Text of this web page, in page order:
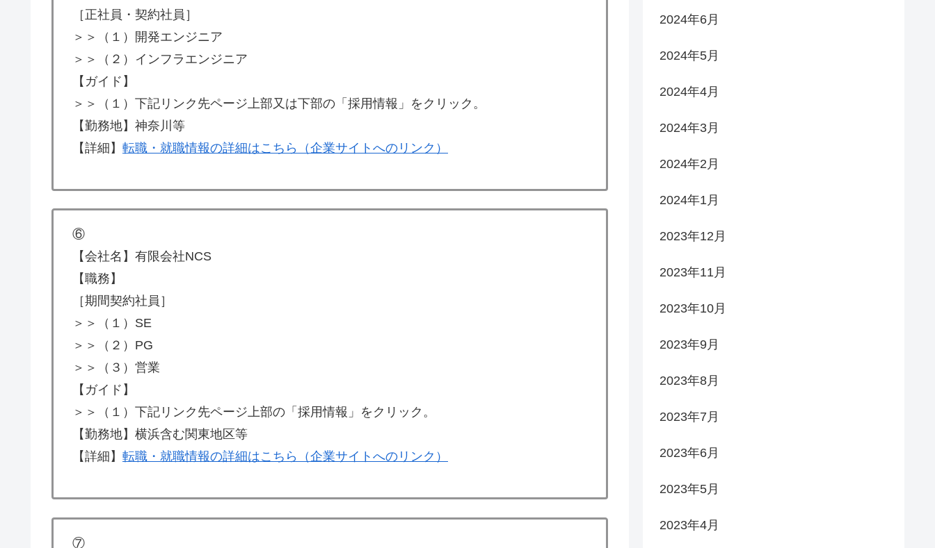
［正社員・契約社員］
＞＞（１）開発エンジニア
＞＞（２）インフラエンジニア
【ガイド】
＞＞（１）下記リンク先ページ上部又は下部の「採用情報」をクリック。
【勤務地】神奈川等
【詳細】 転職・就職情報の詳細はこちら（企業サイトへのリンク）
⑥
【会社名】有限会社NCS
【職務】
［期間契約社員］
＞＞（１）SE
＞＞（２）PG
＞＞（３）営業
【ガイド】
＞＞（１）下記リンク先ページ上部の「採用情報」をクリック。
【勤務地】横浜含む関東地区等
【詳細】 転職・就職情報の詳細はこちら（企業サイトへのリンク）
⑦
2024年6月
2024年5月
2024年4月
2024年3月
2024年2月
2024年1月
2023年12月
2023年11月
2023年10月
2023年9月
2023年8月
2023年7月
2023年6月
2023年5月
2023年4月